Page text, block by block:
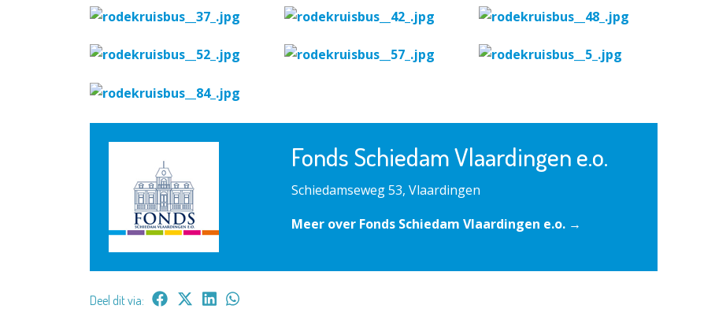
Fonds Schiedam Vlaardingen e.o.
Schiedamseweg 53, Vlaardingen
Meer over Fonds Schiedam Vlaardingen e.o. →
Deel dit via: